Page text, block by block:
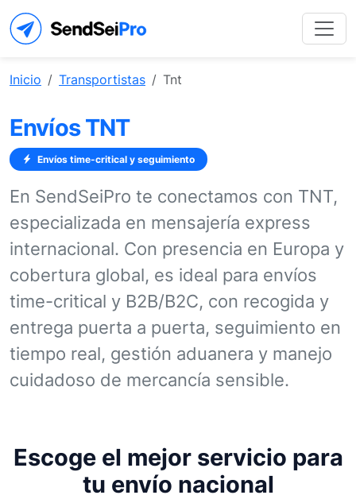
Inicio Transportistas Tnt
Envíos TNT
Envíos time-critical y seguimiento
En SendSeiPro te conectamos con TNT,
especializada en mensajería express
internacional. Con presencia en Europa y
cobertura global, es ideal para envíos
time-critical y B2B/B2C, con recogida y
entrega puerta a puerta, seguimiento en
tiempo real, gestión aduanera y manejo
cuidadoso de mercancía sensible.
Escoge el mejor servicio para
tu envío nacional